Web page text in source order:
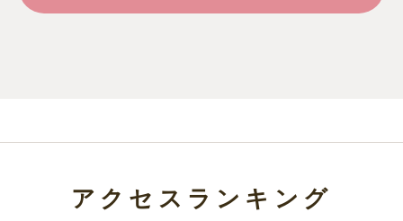
アクセスランキング